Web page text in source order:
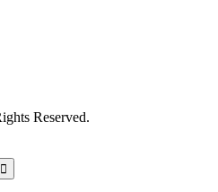
Reserved.